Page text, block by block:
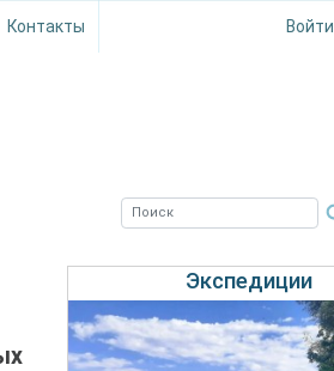
Контакты Войти
Экспедиции